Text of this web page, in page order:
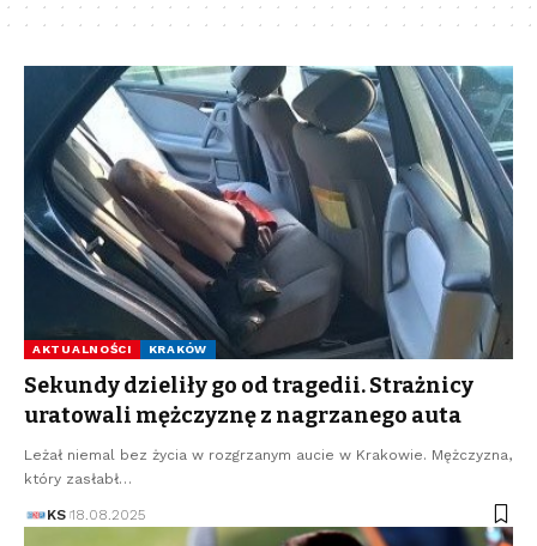
AKTUALNOŚCI KRAKÓW
Sekundy dzieliły go od tragedii. Strażnicy
uratowali mężczyznę z nagrzanego auta
Leżał niemal bez życia w rozgrzanym aucie w Krakowie. Mężczyzna,
który zasłabł…
KS 18.08.2025